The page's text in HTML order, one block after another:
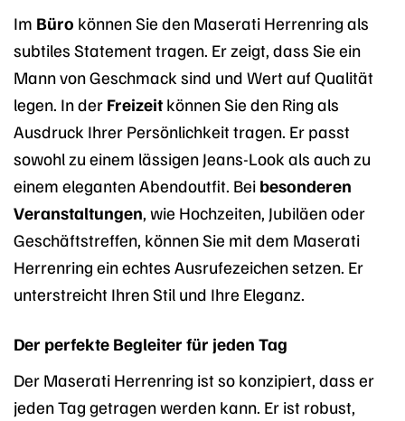
Im Büro können Sie den Maserati Herrenring als
subtiles Statement tragen. Er zeigt, dass Sie ein
Mann von Geschmack sind und Wert auf Qualität
legen. In der Freizeit können Sie den Ring als
Ausdruck Ihrer Persönlichkeit tragen. Er passt
sowohl zu einem lässigen Jeans-Look als auch zu
einem eleganten Abendoutfit. Bei besonderen
Veranstaltungen, wie Hochzeiten, Jubiläen oder
Geschäftstreffen, können Sie mit dem Maserati
Herrenring ein echtes Ausrufezeichen setzen. Er
unterstreicht Ihren Stil und Ihre Eleganz.
Der perfekte Begleiter für jeden Tag
Der Maserati Herrenring ist so konzipiert, dass er
jeden Tag getragen werden kann. Er ist robust,